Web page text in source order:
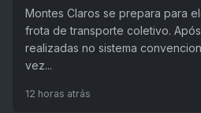
Montes Claros se prepara para
frota de transporte coletivo.
realizadas no sistema
vez...
12 horas atrás